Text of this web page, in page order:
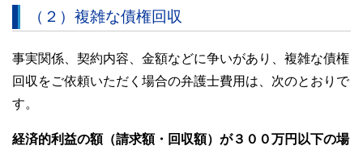
（２）複雑な債権回収
事実関係、契約内容、金額などに争いがあり、複雑な債権
回収をご依頼いただく場合の弁護士費用は、次のとおりで
す。
経済的利益の額（請求額・回収額）が３００万円以下の場